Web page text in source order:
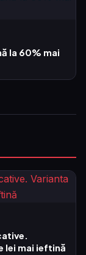
la 60% mai
lei mai ieftină